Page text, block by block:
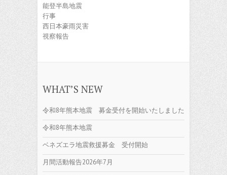
能登半島地震
行事
西日本豪雨災害
視察報告
WHAT’S NEW
令和8年熊本地震 募金受付を開始いたしました
令和8年熊本地震
ベネズエラ地震救援募金 受付開始
月間活動報告2026年7月